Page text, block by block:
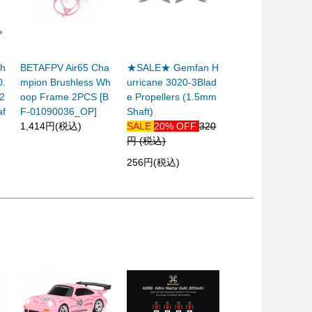
BETAFPV Air65 Cha
mpion Brushless Wh
oop Frame 2PCS [B
F-01090036_OP]
1,414円(税込)
★SALE★ Gemfan H
urricane 3020-3Blad
e Propellers (1.5mm
Shaft)
SALE 20% OFF320
円 (税込)
256円(税込)